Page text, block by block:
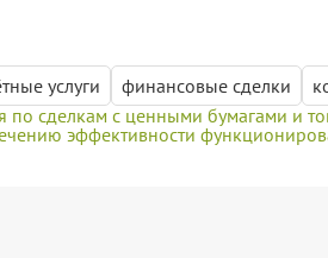
услуги финансовые сделки
по сделкам с ценными бумагами и
эффективности